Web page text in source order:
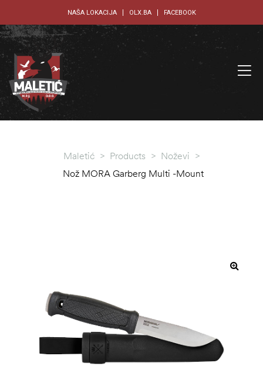
NAŠA LOKACIJA OLX.BA FACEBOOK
Maletić > Products > Noževi >
Nož MORA Garberg Multi -Mount